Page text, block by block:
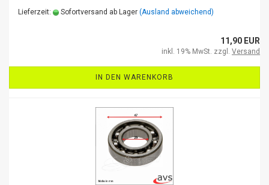
Lieferzeit: Sofortversand ab Lager (Ausland abweichend)
11,90 EUR
inkl. 19% MwSt. zzgl. Versand
IN DEN WARENKORB